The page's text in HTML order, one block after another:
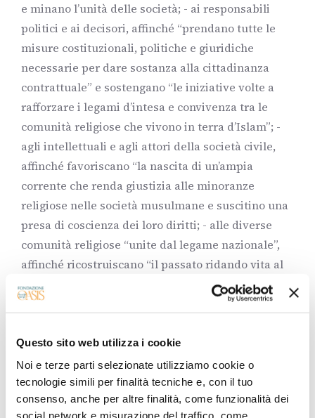
Questo sito web utilizza i cookie
Noi e terze parti selezionate utilizziamo cookie o
tecnologie simili per finalità tecniche e, con il tuo
consenso, anche per altre finalità, come funzionalità dei
social network e misurazione del traffico, come
e minano l’unità delle società; - ai responsabili
politici e ai decisori, affinché “prendano tutte le
misure costituzionali, politiche e giuridiche
necessarie per dare sostanza alla cittadinanza
contrattuale” e sostengano “le iniziative volte a
rafforzare i legami d’intesa e convivenza tra le
comunità religiose che vivono in terra d’Islam”; -
agli intellettuali e agli attori della società civile,
affinché favoriscano “la nascita di un’ampia
corrente che renda giustizia alle minoranze
religiose nelle società musulmane e suscitino una
presa di coscienza dei loro diritti; - alle diverse
comunità religiose “unite dal legame nazionale”,
affinché ricostruiscano “il passato ridando vita al
patrimonio comune, e costruiscano ponti di
fiducia, lontani dalle tentazioni della scomunica e
affinché promulghino “leggi che puniscano le
offese alle religioni, le violazioni dei valori sacri e i
discorsi che incitano all’odio e al razzismo”.
cosa pensare di questa dichiarazione?Questa